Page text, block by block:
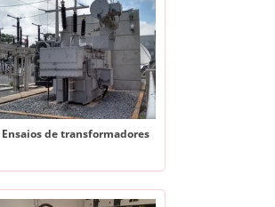
Ensaios de transformadores